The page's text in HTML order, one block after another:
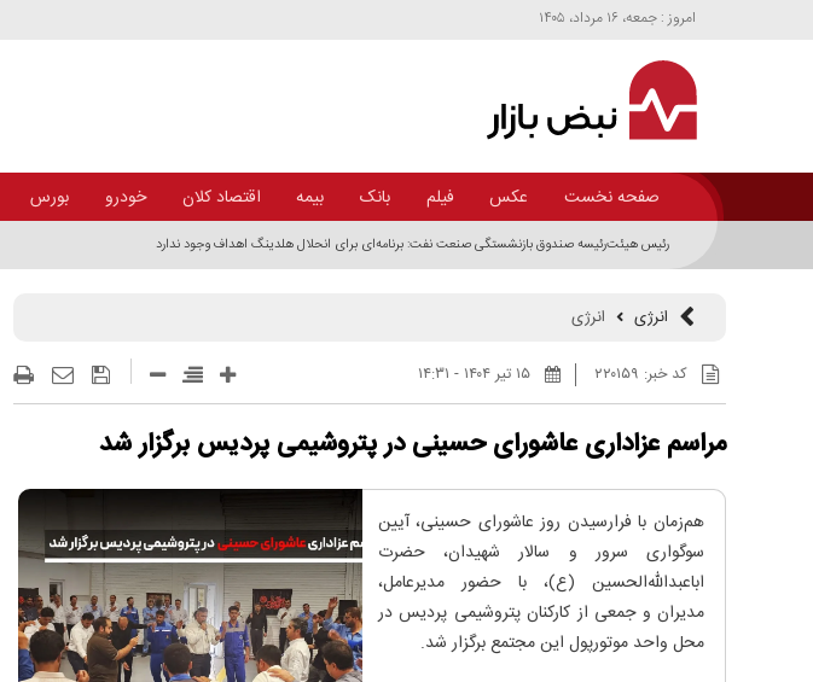
امروز : جمعه، ۱۶ مرداد، ۱۴۰۵
صفحه نخست عکس فیلم بانک بیمه اقتصاد کلان خودرو بورس
رئیس هیئت‌رئیسه صندوق بازنشستگی صنعت نفت: برنامه‌ای برای انحلال هلدینگ اهداف وجود ندارد
انرژی انرژی
کد خبر: ۲۲۰۱۵۹ ۱۵ تير ۱۴۰۴ - ۱۴:۳۱
مراسم عزاداری عاشورای حسینی در پتروشیمی پردیس برگزار شد
هم‌زمان با فرارسیدن روز عاشورای حسینی، آیین
سوگواری سرور و سالار شهیدان، حضرت
اباعبدالله‌الحسین (ع)، با حضور مدیرعامل،
مدیران و جمعی از کارکنان پتروشیمی پردیس در
محل واحد موتورپول این مجتمع برگزار شد.